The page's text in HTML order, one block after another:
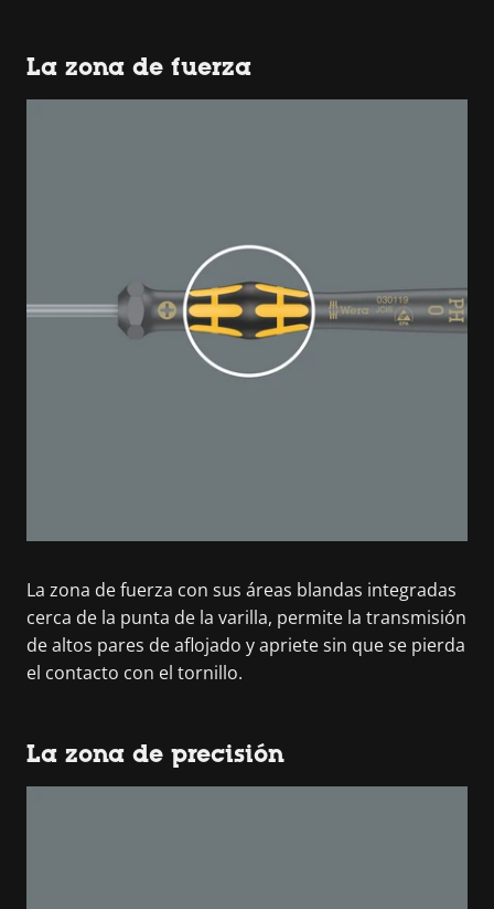
La zona de fuerza
La zona de fuerza con sus áreas blandas integradas
cerca de la punta de la varilla, permite la transmisión
de altos pares de aflojado y apriete sin que se pierda
el contacto con el tornillo.
La zona de precisión